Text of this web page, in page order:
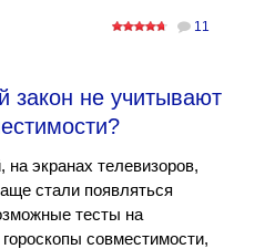
11
закон не учитывают
экранах телевизоров,
стали появляться
тесты на
совместимости,